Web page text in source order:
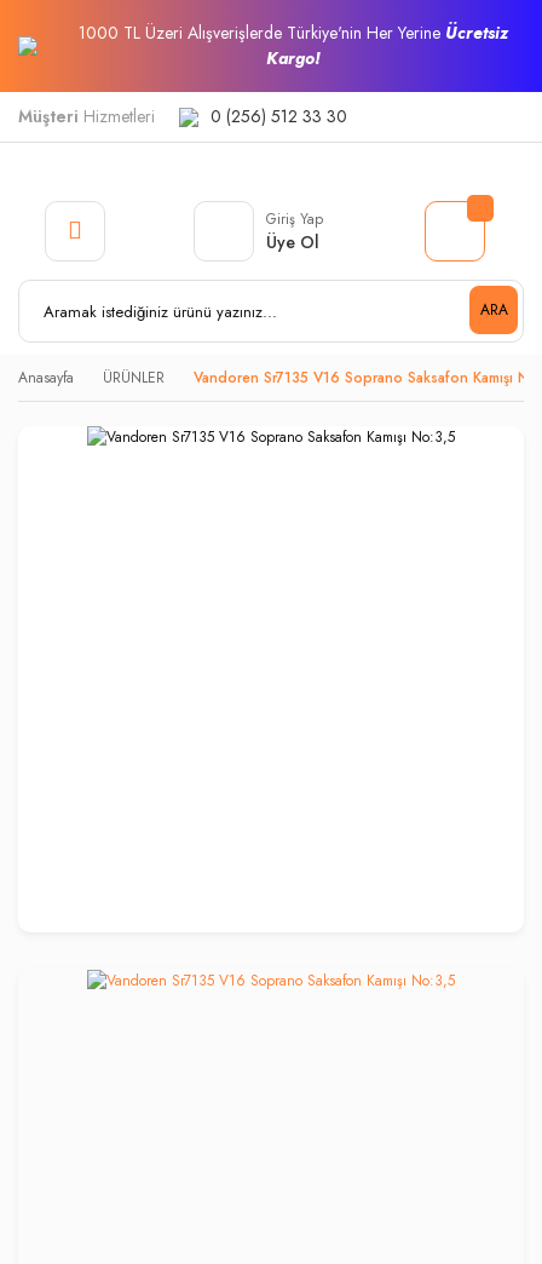
1000 TL Üzeri Alışverişlerde Türkiye'nin Her Yerine Ücretsiz
Kargo!
Müşteri Hizmetleri 0 (256) 512 33 30
ARA
Giriş Yap
Üye Ol
Anasayfa ÜRÜNLER Vandoren Sr7135 V16 Soprano Saksafon Kamışı